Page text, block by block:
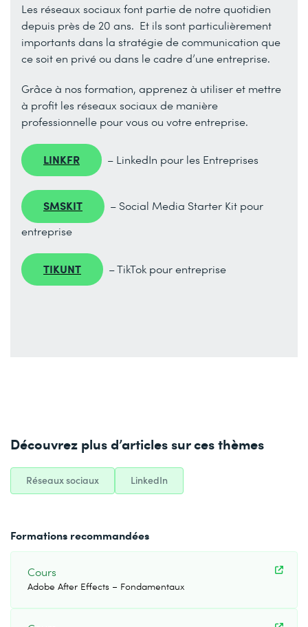
Les réseaux sociaux font partie de notre quotidien
depuis près de 20 ans. Et ils sont particulièrement
importants dans la stratégie de communication que
ce soit en privé ou dans le cadre d’une entreprise.
Grâce à nos formation, apprenez à utiliser et mettre
à profit les réseaux sociaux de manière
professionnelle pour vous ou votre entreprise.
LINKFR – LinkedIn pour les Entreprises
SMSKIT
– Social Media Starter Kit pour
entreprise
TIKUNT – TikTok pour entreprise
Découvrez plus d’articles sur ces thèmes
Réseaux sociaux LinkedIn
Formations recommandées
Cours
Adobe After Effects – Fondamentaux